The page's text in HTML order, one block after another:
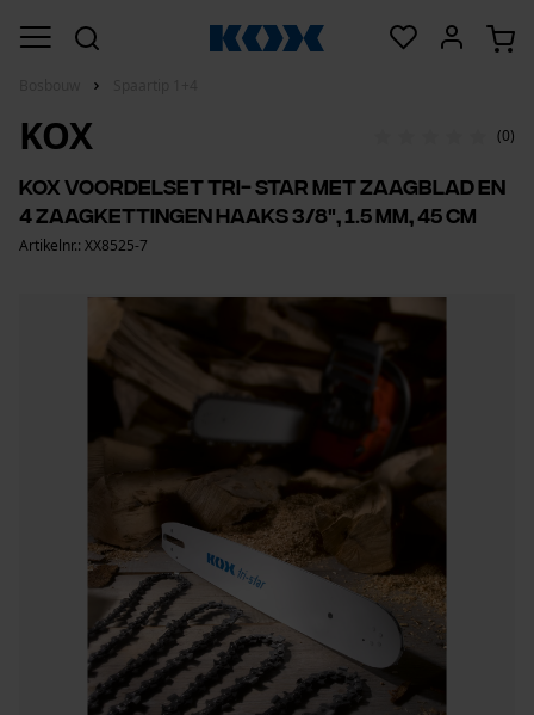
KOX (0)
KOX voordelset Tri- Star met zaagblad en
4 zaagkettingen haaks 3/8", 1.5 mm, 45 cm
Artikelnr.: XX8525-7